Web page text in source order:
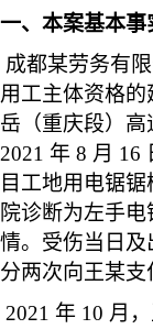
一、本案基本事
成都某劳务有
用工主体资格
岳（重庆段）高
2021 年 8 月 16
目工地用电锯
院诊断为左手
情。受伤当日
分两次向王某支
2021 年 10 月